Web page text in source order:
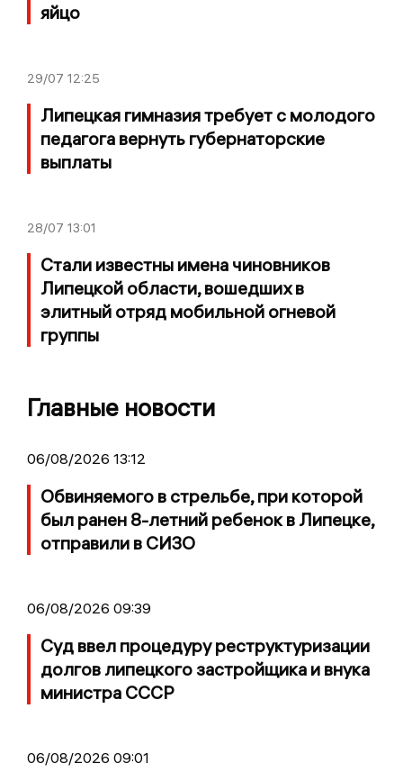
яйцо
29/07 12:25
Липецкая гимназия требует с молодого
педагога вернуть губернаторские
выплаты
28/07 13:01
Стали известны имена чиновников
Липецкой области, вошедших в
элитный отряд мобильной огневой
группы
Главные новости
06/08/2026 13:12
Обвиняемого в стрельбе, при которой
был ранен 8-летний ребенок в Липецке,
отправили в СИЗО
06/08/2026 09:39
Суд ввел процедуру реструктуризации
долгов липецкого застройщика и внука
министра СССР
06/08/2026 09:01